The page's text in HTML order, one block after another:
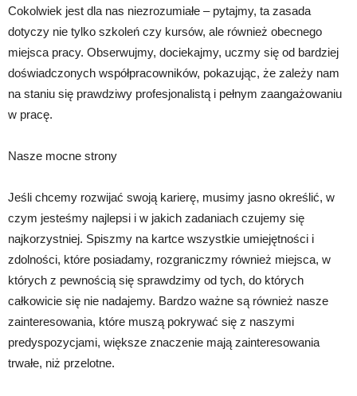
Cokolwiek jest dla nas niezrozumiałe – pytajmy, ta zasada
dotyczy nie tylko szkoleń czy kursów, ale również obecnego
miejsca pracy. Obserwujmy, dociekajmy, uczmy się od bardziej
doświadczonych współpracowników, pokazując, że zależy nam
na staniu się prawdziwy profesjonalistą i pełnym zaangażowaniu
w pracę.
Nasze mocne strony
Jeśli chcemy rozwijać swoją karierę, musimy jasno określić, w
czym jesteśmy najlepsi i w jakich zadaniach czujemy się
najkorzystniej. Spiszmy na kartce wszystkie umiejętności i
zdolności, które posiadamy, rozgraniczmy również miejsca, w
których z pewnością się sprawdzimy od tych, do których
całkowicie się nie nadajemy. Bardzo ważne są również nasze
zainteresowania, które muszą pokrywać się z naszymi
predyspozycjami, większe znaczenie mają zainteresowania
trwałe, niż przelotne.